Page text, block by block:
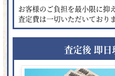
お客様のご負担を最小限に抑
査定費は一切いただいており
査定後 即